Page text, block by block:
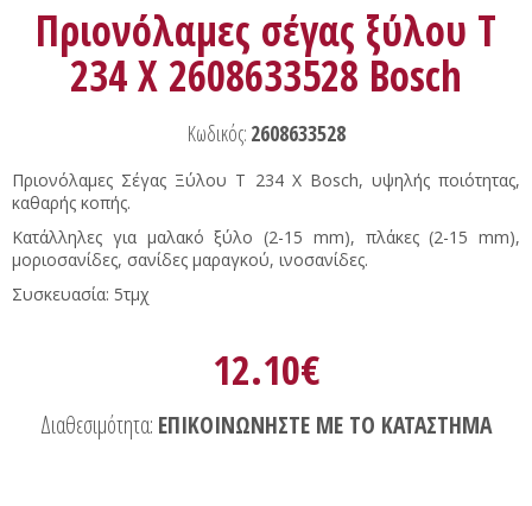
Πριονόλαμες σέγας ξύλου T
234 X 2608633528 Bosch
Κωδικός: 2608633528
Πριονόλαμες Σέγας Ξύλου T 234 X Bosch, υψηλής ποιότητας,
καθαρής κοπής.
Κατάλληλες για μαλακό ξύλο (2-15 mm), πλάκες (2-15 mm),
μοριοσανίδες, σανίδες μαραγκού, ινοσανίδες.
Συσκευασία: 5τμχ
12.10€
Διαθεσιμότητα: ΕΠΙΚΟΙΝΩΝΗΣΤΕ ΜΕ ΤΟ ΚΑΤΑΣΤΗΜΑ